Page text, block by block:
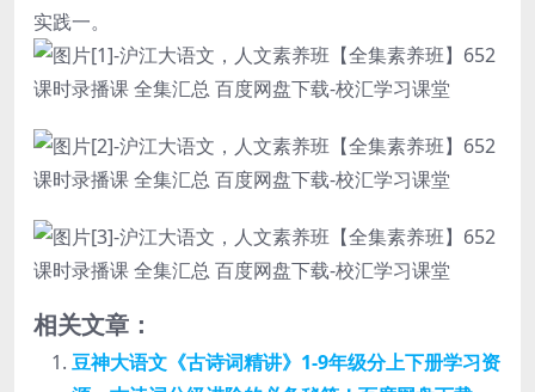
实践一。
相关文章：
豆神大语文《古诗词精讲》1-9年级分上下册学习资